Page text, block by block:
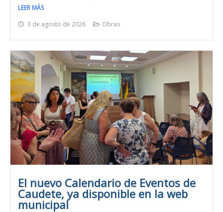
LEER MÁS
3 de agosto de 2026
Obras
El nuevo Calendario de Eventos de
Caudete, ya disponible en la web
municipal